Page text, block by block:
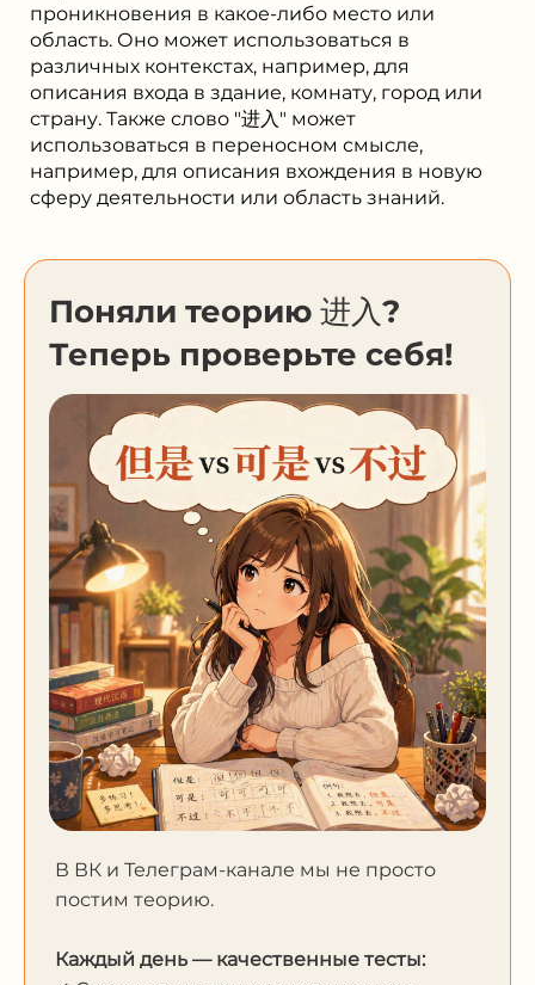
проникновения в какое-либо место или
область. Оно может использоваться в
различных контекстах, например, для
описания входа в здание, комнату, город или
страну. Также слово "进入" может
использоваться в переносном смысле,
например, для описания вхождения в новую
сферу деятельности или область знаний.
Поняли теорию 进入?
Теперь проверьте себя!
В ВК и Телеграм-канале мы не просто
постим теорию.
Каждый день — качественные тесты: